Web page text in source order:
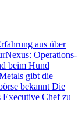
aus über
Operations-
beim Hund
gibt die
bekannt Die
Executive Chef zu